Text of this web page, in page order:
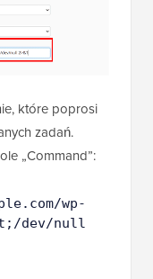
które poprosi
zadań.
„Command”:
wp-
dev/null